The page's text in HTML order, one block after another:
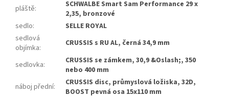
pláště:
SCHWALBE Smart Sam Performance 29 x
2,35, bronzové
sedlo:
SELLE ROYAL
sedlová
objímka: CRUSSIS s RU AL, černá 34,9 mm
sedlovka:
CRUSSIS se zámkem, 30,9 &Oslash;, 350
nebo 400 mm
náboj přední:
CRUSSIS disc, průmyslová ložiska, 32D,
BOOST pevná osa 15x110 mm